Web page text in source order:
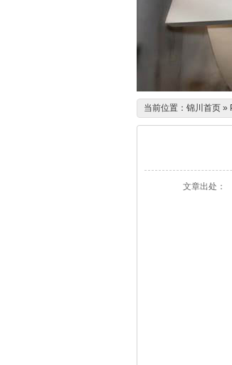
当前位置： 锦川首页 »
文章出处：